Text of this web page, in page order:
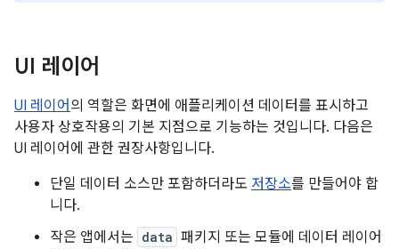
UI 레이어
UI 레이어 의 역할은 화면에 애플리케이션 데이터를 표시하고
사용자 상호작용의 기본 지점으로 기능하는 것입니다. 다음은
UI 레이어에 관한 권장사항입니다.
단일 데이터 소스만 포함하더라도 저장소를 만들어야 합
니다.
작은 앱에서는 data 패키지 또는 모듈에 데이터 레이어